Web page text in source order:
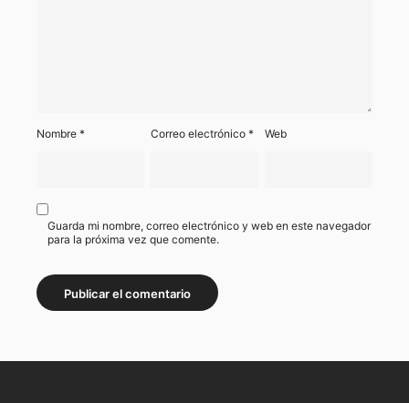
Nombre * Correo electrónico* Web
Guarda mi nombre, correo electrónico y web en este navegador
para la próxima vez que comente.